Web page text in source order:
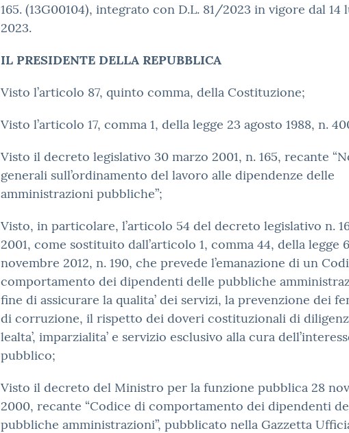
165. (13G00104), integrato con D.L. 81/2023 in vigore dal 14
2023.
IL PRESIDENTE DELLA REPUBBLICA
Visto l’articolo 87, quinto comma, della Costituzione;
Visto l’articolo 17, comma 1, della legge 23 agosto 1988, n.
Visto il decreto legislativo 30 marzo 2001, n. 165, recante
generali sull’ordinamento del lavoro alle dipendenze delle
amministrazioni pubbliche”;
Visto, in particolare, l’articolo 54 del decreto legislativo n.
2001, come sostituito dall’articolo 1, comma 44, della legge 6
novembre 2012, n. 190, che prevede l’emanazione di un
comportamento dei dipendenti delle pubbliche
fine di assicurare la qualita’ dei servizi, la prevenzione dei
di corruzione, il rispetto dei doveri costituzionali di
lealta’, imparzialita’ e servizio esclusivo alla cura
pubblico;
Visto il decreto del Ministro per la funzione pubblica 28
2000, recante “Codice di comportamento dei dipendenti
pubbliche amministrazioni”, pubblicato nella Gazzetta